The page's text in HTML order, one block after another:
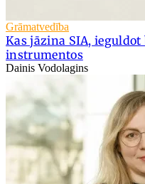
Grāmatvedība
Kas jāzina SIA,
instrumentos
Dainis Vodolagins